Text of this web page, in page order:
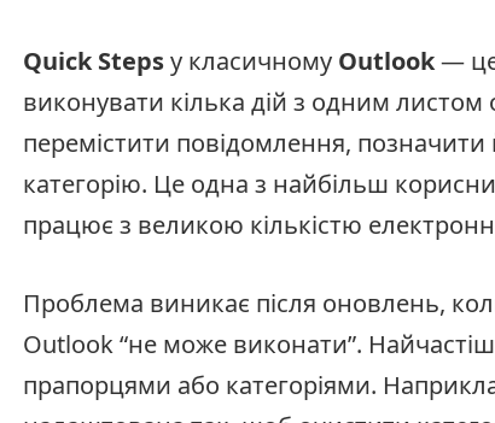
Quick Stepsу класичному Outlook—
виконувати кілька дій з одним
перемістити повідомлення,
категорію. Це одна з найбільш
працює з великою кількістю
Проблема виникає після оновлень,
Outlook “не може виконати”.
прапорцями або категоріями.